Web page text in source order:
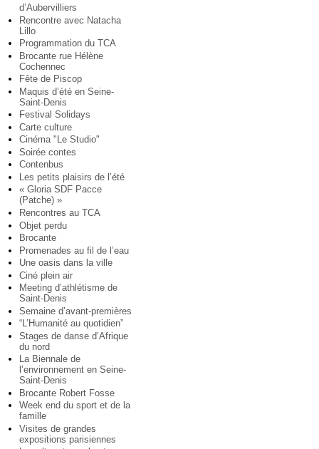
d’Aubervilliers
Rencontre avec Natacha
Lillo
Programmation du TCA
Brocante rue Hélène
Cochennec
Fête de Piscop
Maquis d’été en Seine-
Saint-Denis
Festival Solidays
Carte culture
Cinéma "Le Studio"
Soirée contes
Contenbus
Les petits plaisirs de l’été
« Gloria SDF Pacce
(Patche) »
Rencontres au TCA
Objet perdu
Brocante
Promenades au fil de l’eau
Une oasis dans la ville
Ciné plein air
Meeting d’athlétisme de
Saint-Denis
Semaine d’avant-premières
“L’Humanité au quotidien”
Stages de danse d’Afrique
du nord
La Biennale de
l’environnement en Seine-
Saint-Denis
Brocante Robert Fosse
Week end du sport et de la
famille
Visites de grandes
expositions parisiennes